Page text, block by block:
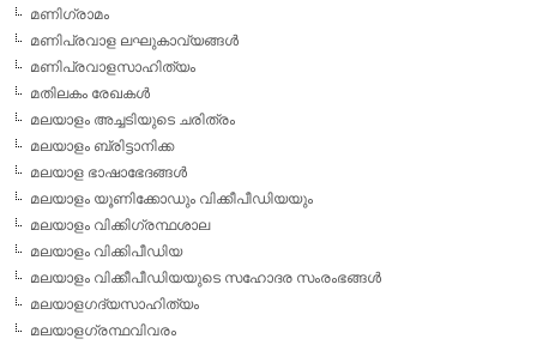
മണിഗ്രാമം
മണിപ്രവാള ലഘുകാവ്യങ്ങള്‍
മണിപ്രവാളസാഹിത്യം
മതിലകം രേഖകള്‍
മലയാളം അച്ചടിയുടെ ചരിത്രം
മലയാളം ബ്രിട്ടാനിക്ക
മലയാള ഭാഷാഭേദങ്ങള്‍
മലയാളം യൂണിക്കോഡും വിക്കീപീഡിയയും
മലയാളം വിക്കിഗ്രന്ഥശാല
മലയാളം വിക്കിപീഡിയ
മലയാളം വിക്കീപീഡിയയുടെ സഹോദര സംരംഭങ്ങള്‍
മലയാളഗദ്യസാഹിത്യം
മലയാളഗ്രന്ഥവിവരം